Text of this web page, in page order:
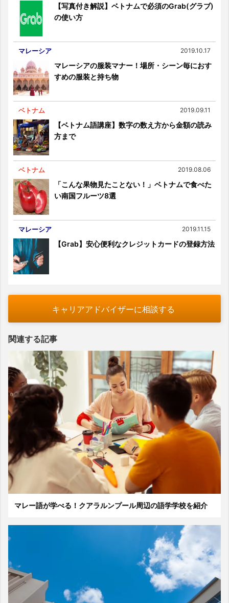
【写真付き解説】ベトナムで必須のGrab(グラブ)
の使い方
マレーシア 2019.10.17
マレーシアの服装マナー！場所・シーン毎におす
すめの服装と持ち物
ベトナム 2019.09.11
【ベトナム語講座】数字の数え方から金額の読み
方まで
ベトナム 2019.08.06
「こんな果物見たことない！」ベトナムで食べた
い南国フルーツ8選
マレーシア 2019.11.15
【Grab】安心便利なクレジットカードの登録方法
キャリアアドバイザーに相談する
関連する記事
マレー語が学べる！クアラルンプール周辺の語学学校を紹介